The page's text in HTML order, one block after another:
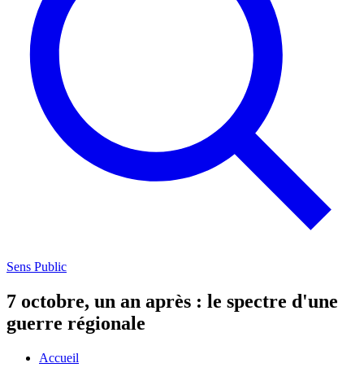
Sens Public
7 octobre, un an après : le spectre d'une
guerre régionale
Accueil